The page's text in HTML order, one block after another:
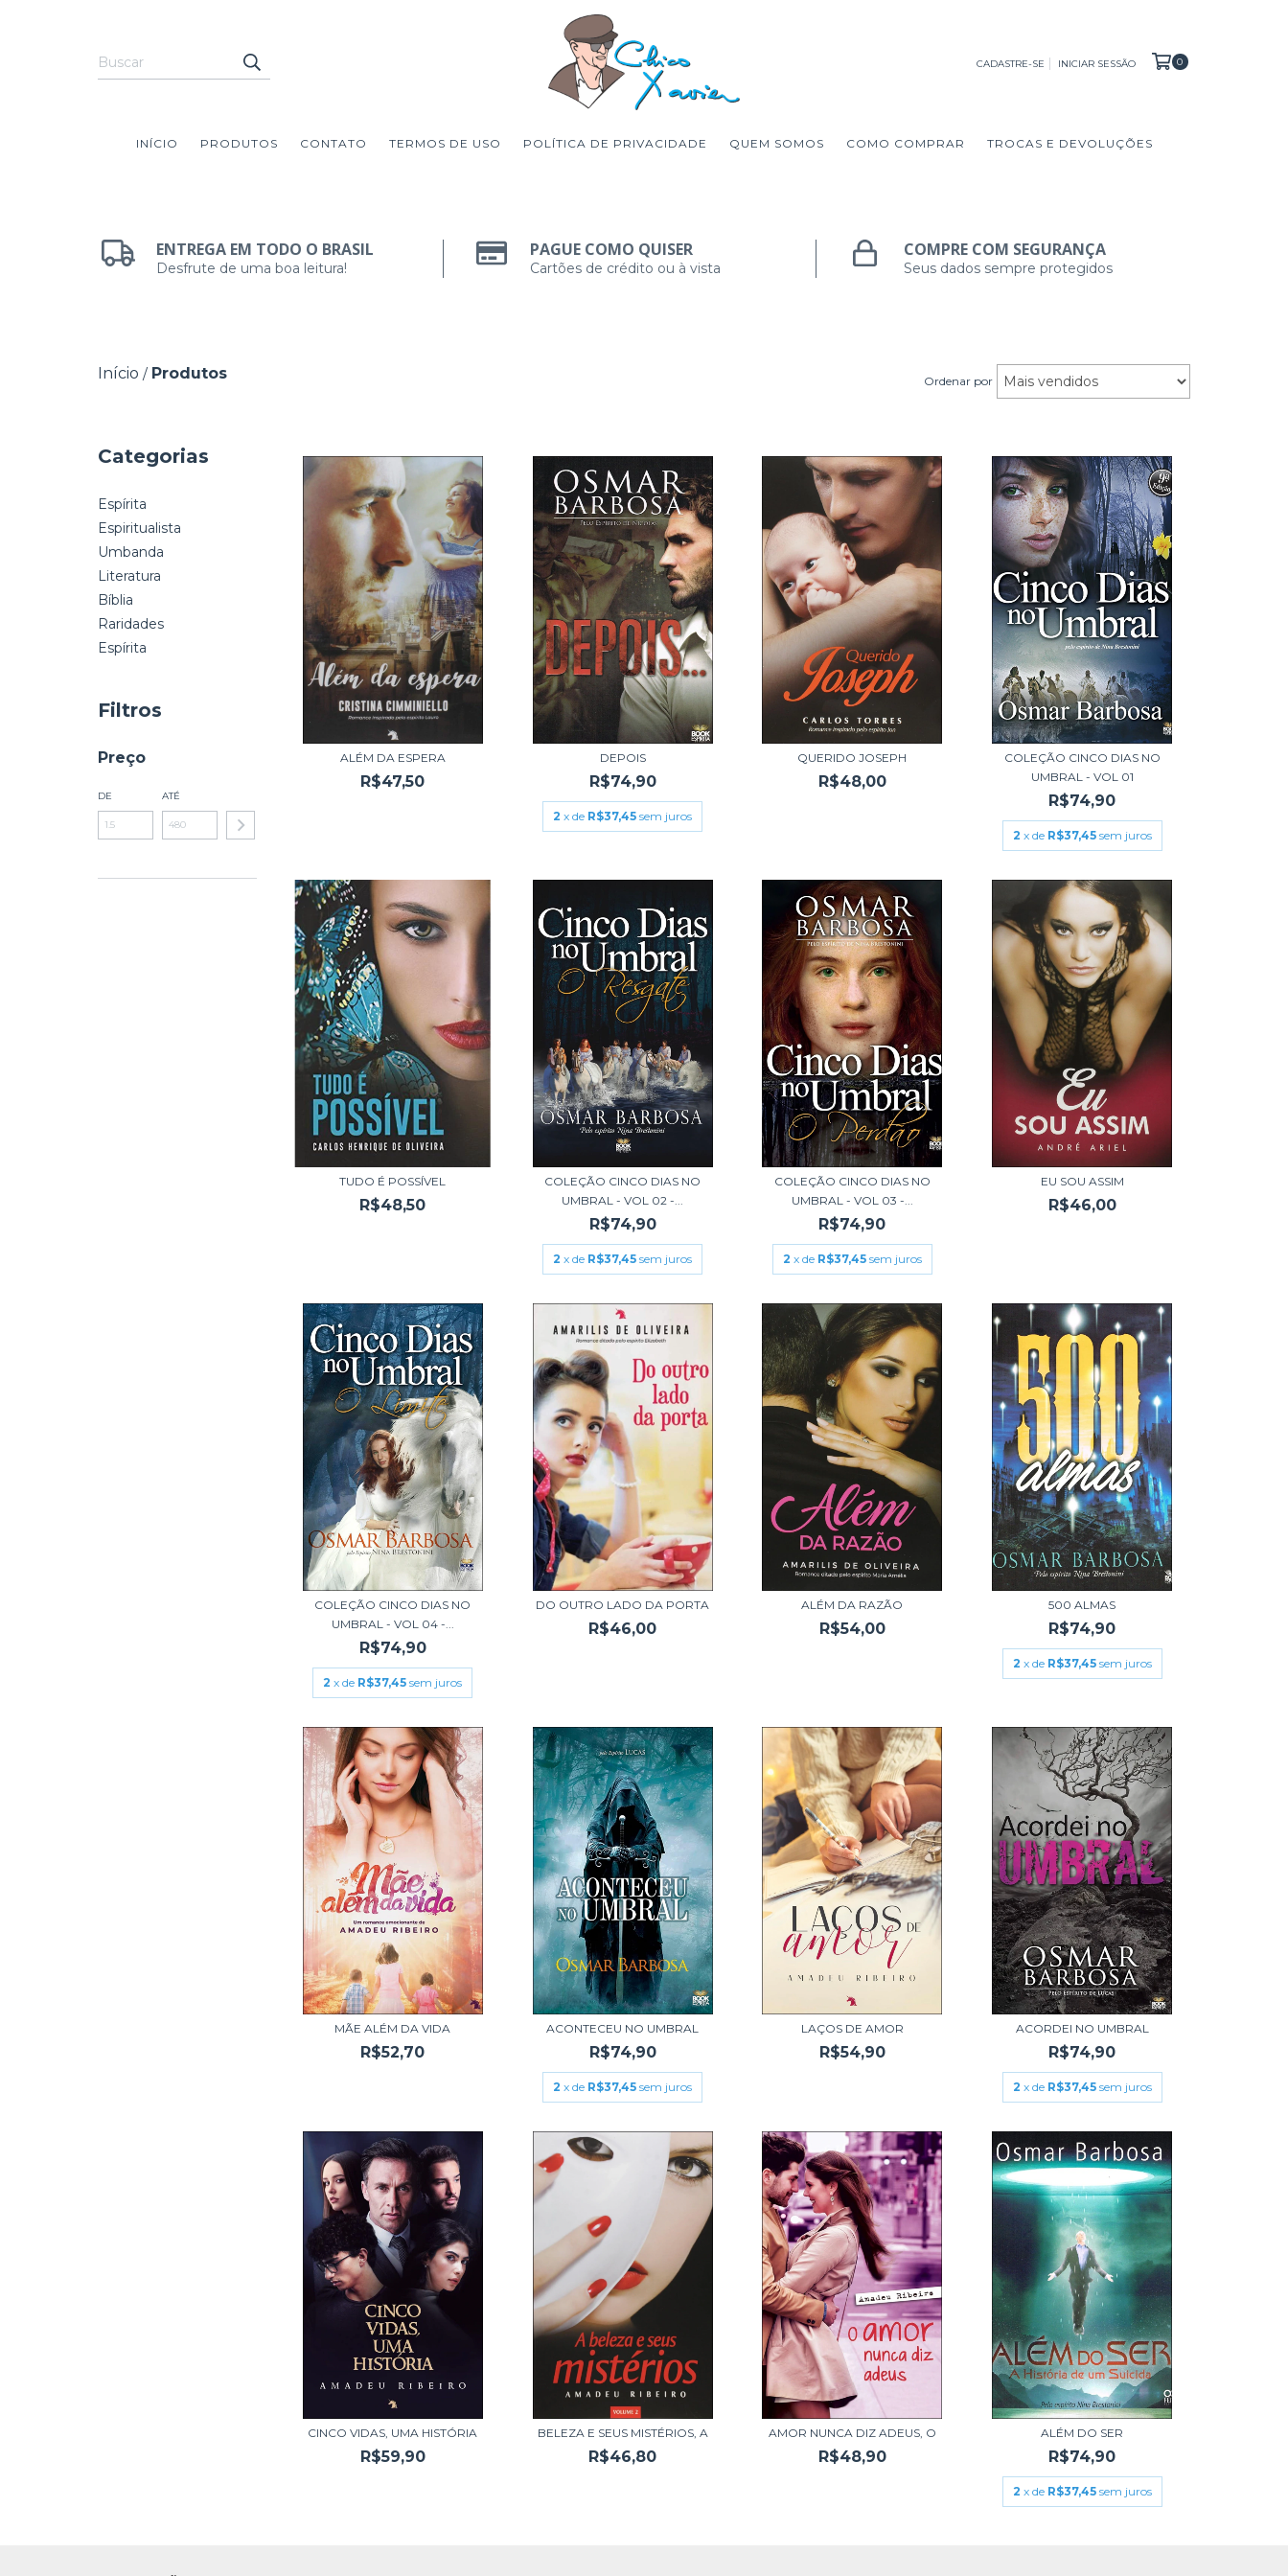
CADASTRE-SE INICIAR SESSÃO 0
INÍCIO PRODUTOS CONTATO TERMOS DE USO POLÍTICA DE PRIVACIDADE QUEM SOMOS COMO COMPRAR TROCAS E DEVOLUÇÕES
ENTREGA EM TODO O BRASIL
Desfrute de uma boa leitura!
PAGUE COMO QUISER
Cartões de crédito ou à vista
COMPRE COM SEGURANÇA
Seus dados sempre protegidos
Início / Produtos Ordenar por
Categorias
Espírita
Espiritualista
Umbanda
Literatura
Bíblia
Raridades
Espírita
Filtros
Preço
DE ATÉ
ALÉM DA ESPERA
R$47,50
DEPOIS
R$74,90
2 x de R$37,45 sem juros
QUERIDO JOSEPH
R$48,00
COLEÇÃO CINCO DIAS NO
UMBRAL - VOL 01
R$74,90
2 x de R$37,45 sem juros
TUDO É POSSÍVEL
R$48,50
COLEÇÃO CINCO DIAS NO
UMBRAL - VOL 02 -...
R$74,90
2 x de R$37,45 sem juros
COLEÇÃO CINCO DIAS NO
UMBRAL - VOL 03 -...
R$74,90
2 x de R$37,45 sem juros
EU SOU ASSIM
R$46,00
COLEÇÃO CINCO DIAS NO
UMBRAL - VOL 04 -...
R$74,90
2 x de R$37,45 sem juros
DO OUTRO LADO DA PORTA
R$46,00
ALÉM DA RAZÃO
R$54,00
500 ALMAS
R$74,90
2 x de R$37,45 sem juros
MÃE ALÉM DA VIDA
R$52,70
ACONTECEU NO UMBRAL
R$74,90
2 x de R$37,45 sem juros
LAÇOS DE AMOR
R$54,90
ACORDEI NO UMBRAL
R$74,90
2 x de R$37,45 sem juros
CINCO VIDAS, UMA HISTÓRIA
R$59,90
BELEZA E SEUS MISTÉRIOS, A
R$46,80
AMOR NUNCA DIZ ADEUS, O
R$48,90
ALÉM DO SER
R$74,90
2 x de R$37,45 sem juros